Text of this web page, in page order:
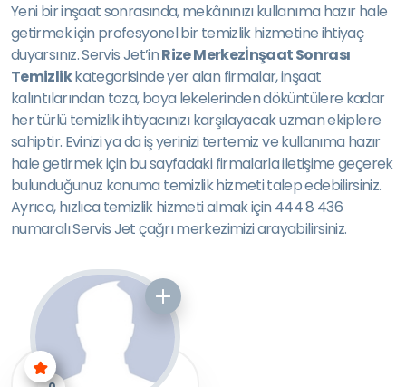
Yeni bir inşaat sonrasında, mekânınızı kullanıma hazır hale
getirmek için profesyonel bir temizlik hizmetine ihtiyaç
duyarsınız. Servis Jet’inRize Merkezİnşaat Sonrası
Temizlikkategorisinde yer alan firmalar, inşaat
kalıntılarından toza, boya lekelerinden döküntülere kadar
her türlü temizlik ihtiyacınızı karşılayacak uzman ekiplere
sahiptir. Evinizi ya da iş yerinizi tertemiz ve kullanıma hazır
hale getirmek için bu sayfadaki firmalarla iletişime geçerek
bulunduğunuz konuma temizlik hizmeti talep edebilirsiniz.
Ayrıca, hızlıca temizlik hizmeti almak için 444 8 436
numaralı Servis Jet çağrı merkezimizi arayabilirsiniz.